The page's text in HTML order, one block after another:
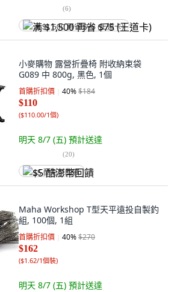
(6)
满 $1,500 再省 $75 (王道卡)
小麥購物 露營折疊椅 附收納束袋
G089 中 800g, 黑色, 1個
首購折扣價 40%$184
$110
($110.00/1個)
明天 8/7 (五) 預計送達
(20)
$5 酷澎幣回饋
Maha Workshop T型天平遠投自製釣
組, 100個, 1組
首購折扣價 40%$270
$162
($1.62/1個裝)
明天 8/7 (五) 預計送達